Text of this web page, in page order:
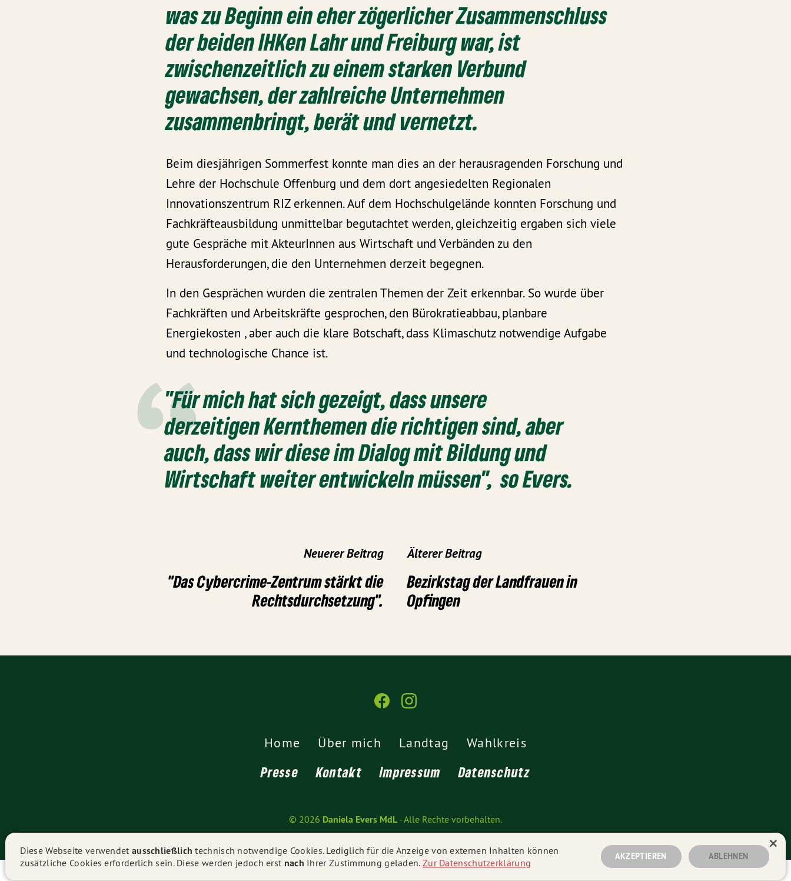
was zu Beginn ein eher zögerlicher Zusammenschluss
der beiden IHKen Lahr und Freiburg war, ist
zwischenzeitlich zu einem starken Verbund
gewachsen, der zahlreiche Unternehmen
zusammenbringt, berät und vernetzt.
Beim diesjährigen Sommerfest konnte man dies an der herausragenden Forschung und
Lehre der Hochschule Offenburg und dem dort angesiedelten Regionalen
Innovationszentrum RIZ erkennen. Auf dem Hochschulgelände konnten Forschung und
Fachkräfteausbildung unmittelbar begutachtet werden, gleichzeitig ergaben sich viele
gute Gespräche mit AkteurInnen aus Wirtschaft und Verbänden zu den
Herausforderungen, die den Unternehmen derzeit begegnen.
In den Gesprächen wurden die zentralen Themen der Zeit erkennbar. So wurde über
Fachkräften und Arbeitskräfte gesprochen, den Bürokratieabbau, planbare
Energiekosten , aber auch die klare Botschaft, dass Klimaschutz notwendige Aufgabe
und technologische Chance ist.
"Für mich hat sich gezeigt, dass unsere
derzeitigen Kernthemen die richtigen sind, aber
auch, dass wir diese im Dialog mit Bildung und
Wirtschaft weiter entwickeln müssen", so Evers.
Neuerer Beitrag
"Das Cybercrime-Zentrum stärkt die
Rechtsdurchsetzung".
Älterer Beitrag
Bezirkstag der Landfrauen in
Opfingen
Home Über mich Landtag Wahlkreis
Presse Kontakt Impressum Datenschutz
© 2026 Daniela Evers MdL - Alle Rechte vorbehalten.
Diese Webseite verwendet ausschließlich technisch notwendige Cookies. Lediglich für die Anzeige von externen Inhalten können
zusätzliche Cookies erforderlich sein. Diese werden jedoch erst nach Ihrer Zustimmung geladen. Zur Datenschutzerklärung
AKZEPTIEREN ABLEHNEN
×